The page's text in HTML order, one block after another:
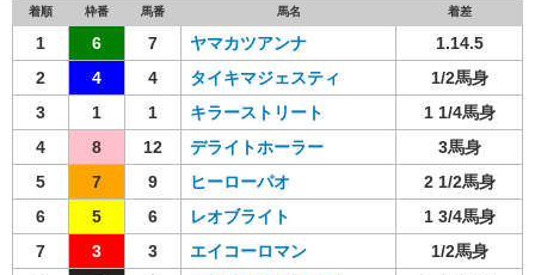
着順 枠番 馬番 馬名 着差
1 6 7 ヤマカツアンナ
1.14.5
2
4 4 タイキマジェスティ
1/2馬身
3
1 1 キラーストリート
1 1/4馬身
4
8 12 デライトホーラー
3馬身
5
7 9 ヒーローパオ
2 1/2馬身
6
5 6 レオブライト
1 3/4馬身
7
3 3 エイコーロマン
1/2馬身